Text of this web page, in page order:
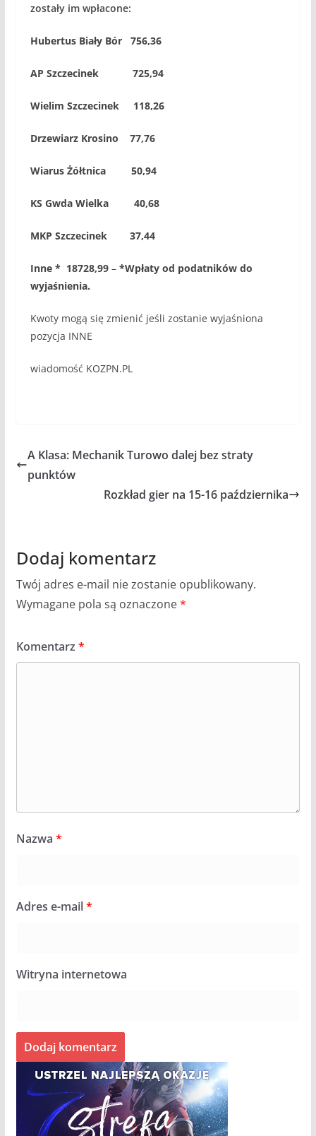
zostały im wpłacone:
Hubertus Biały Bór 756,36
AP Szczecinek 725,94
Wielim Szczecinek 118,26
Drzewiarz Krosino 77,76
Wiarus Żółtnica 50,94
KS Gwda Wielka 40,68
MKP Szczecinek 37,44
Inne * 18728,99– *Wpłaty od podatników do
wyjaśnienia.
Kwoty mogą się zmienić jeśli zostanie wyjaśniona
pozycja INNE
wiadomość KOZPN.PL
A Klasa: Mechanik Turowo dalej bez straty
punktów
Rozkład gier na 15-16 października
Dodaj komentarz
Twój adres e-mail nie zostanie opublikowany.
Wymagane pola są oznaczone*
Komentarz *
Nazwa *
Adres e-mail*
Witryna internetowa